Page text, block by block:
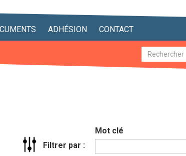
ADHÉSION CONTACT
Recherche
Filtrer par :
Mot clé